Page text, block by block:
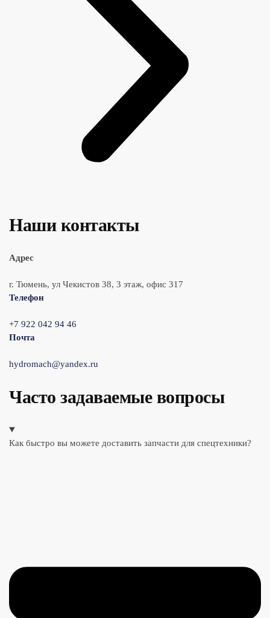
Наши контакты
Адрес
г. Тюмень, ул Чекистов 38, 3 этаж, офис 317
Телефон
+7 922 042 94 46
Почта
hydromach@yandex.ru
Часто задаваемые вопросы
Как быстро вы можете доставить запчасти для спецтехники?